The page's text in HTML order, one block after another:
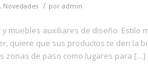
, Novedades / por admin
muebles auxiliares de diseño. Estilo
quiere que sus productos te den la
zonas de paso como lugares para […]